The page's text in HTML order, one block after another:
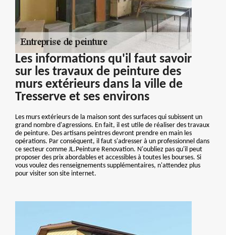
Les informations qu'il faut savoir
sur les travaux de peinture des
murs extérieurs dans la ville de
Tresserve et ses environs
Les murs extérieurs de la maison sont des surfaces qui subissent un
grand nombre d'agressions. En fait, il est utile de réaliser des travaux
de peinture. Des artisans peintres devront prendre en main les
opérations. Par conséquent, il faut s'adresser à un professionnel dans
ce secteur comme JL.Peinture Renovation. N'oubliez pas qu'il peut
proposer des prix abordables et accessibles à toutes les bourses. Si
vous voulez des renseignements supplémentaires, n'attendez plus
pour visiter son site internet.